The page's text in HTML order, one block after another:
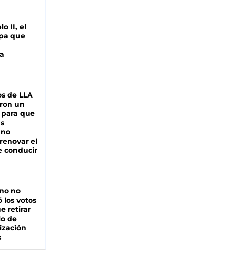
II, el
que
de LLA
un
que
el
conducir
no
los votos
retirar
de